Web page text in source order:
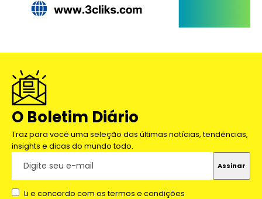
O Boletim Diário
Traz para você uma seleção das últimas notícias, tendências,
insights e dicas do mundo todo.
Li e concordo com os termos e condições